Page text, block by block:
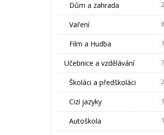
Dům a zahrada
Vaření
Film a Hudba
Učebnice a vzdělávání
Školáci a předškoláci
Cizí jazyky
Autoškola